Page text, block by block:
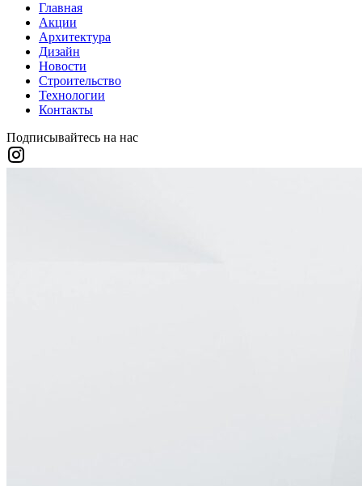
Главная
Акции
Архитектура
Дизайн
Новости
Строительство
Технологии
Контакты
Подписывайтесь на нас